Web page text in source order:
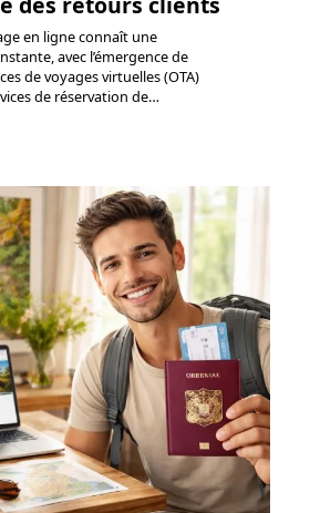
en ligne connaît une
avec l’émergence de
de voyages virtuelles (OTA)
de réservation de…